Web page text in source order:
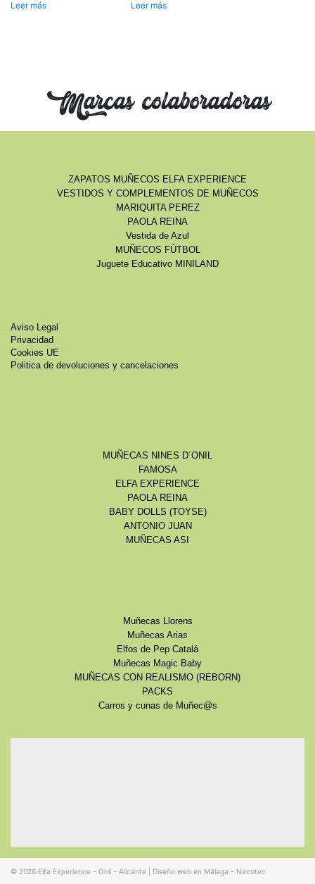
Leer más Leer más
Marcas colaboradoras
ZAPATOS MUÑECOS ELFA EXPERIENCE
VESTIDOS Y COMPLEMENTOS DE MUÑECOS
MARIQUITA PEREZ
PAOLA REINA
Vestida de Azul
MUÑECOS FÚTBOL
Juguete Educativo MINILAND
Aviso Legal
Privacidad
Cookies UE
Politica de devoluciones y cancelaciones
MUÑECAS NINES D´ONIL
FAMOSA
ELFA EXPERIENCE
PAOLA REINA
BABY DOLLS (TOYSE)
ANTONIO JUAN
MUÑECAS ASI
Muñecas Llorens
Muñecas Arias
Elfos de Pep Catalá
Muñecas Magic Baby
MUÑECAS CON REALISMO (REBORN)
PACKS
Carros y cunas de Muñec@s
© 2026 Elfa Experience - Onil - Alicante Diseño web en Málaga - Necotec